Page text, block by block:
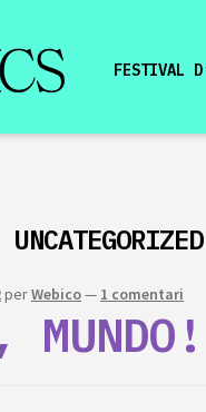
FESTIVAL
perWebico— 1 comentari
MUNDO!